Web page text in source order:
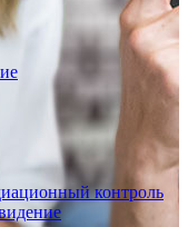
контроль